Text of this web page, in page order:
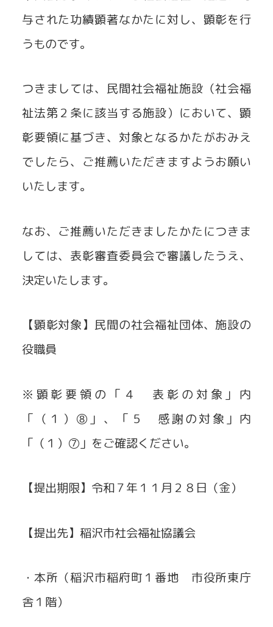
与された功績顕著なかたに対し、顕彰を行
うものです。
つきましては、民間社会福祉施設（社会福
祉法第２条に該当する施設）において、顕
彰要領に基づき、対象となるかたがおみえ
でしたら、ご推薦いただきますようお願い
いたします。
なお、ご推薦いただきましたかたにつきま
しては、表彰審査委員会で審議したうえ、
決定いたします。
【顕彰対象】民間の社会福祉団体、施設の
役職員
※顕彰要領の「４ 表彰の対象」内
「（１）⑧」、「５ 感謝の対象」内
「（１）⑦」をご確認ください。
【提出期限】令和７年１１月２８日（金）
【提出先】稲沢市社会福祉協議会
・本所（稲沢市稲府町１番地 市役所東庁
舎１階）